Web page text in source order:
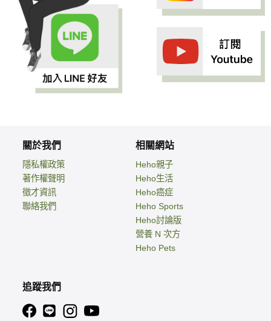
關於我們
隱私權政策
著作權聲明
徵才資訊
聯絡我們
相關網站
Heho親子
Heho生活
Heho癌症
Heho Sports
Heho討論版
營養 N 次方
Heho Pets
追蹤我們